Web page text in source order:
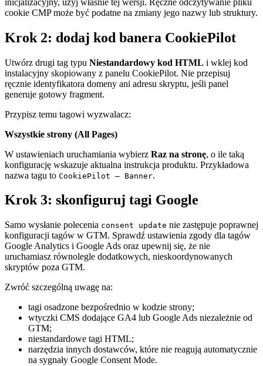
cookie CMP może być podatne na zmiany jego nazwy lub struktury.
Krok 2: dodaj kod banera CookiePilot
Utwórz drugi tag typu Niestandardowy kod HTML i wklej kod
instalacyjny skopiowany z panelu CookiePilot. Nie przepisuj
ręcznie identyfikatora domeny ani adresu skryptu, jeśli panel
generuje gotowy fragment.
Przypisz temu tagowi wyzwalacz:
Wszystkie strony (All Pages)
W ustawieniach uruchamiania wybierz Raz na stronę, o ile taką
konfigurację wskazuje aktualna instrukcja produktu. Przykładowa
nazwa tagu to CookiePilot — Banner.
Krok 3: skonfiguruj tagi Google
Samo wysłanie polecenia consent update nie zastępuje poprawnej
konfiguracji tagów w GTM. Sprawdź ustawienia zgody dla tagów
Google Analytics i Google Ads oraz upewnij się, że nie
uruchamiasz równolegle dodatkowych, nieskoordynowanych
skryptów poza GTM.
Zwróć szczególną uwagę na:
tagi osadzone bezpośrednio w kodzie strony;
wtyczki CMS dodające GA4 lub Google Ads niezależnie od
GTM;
niestandardowe tagi HTML;
narzędzia innych dostawców, które nie reagują automatycznie
na sygnały Google Consent Mode.